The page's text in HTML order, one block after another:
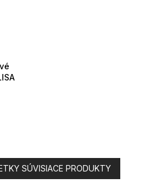
?
SÚVISIACE PRODUKTY